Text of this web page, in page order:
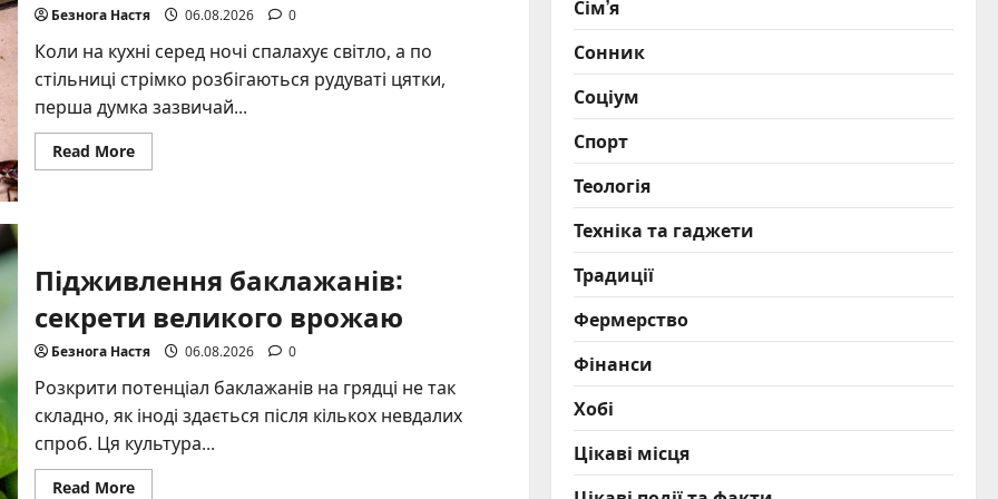
Безнога Настя 06.08.2026 0
Коли на кухні серед ночі спалахує світло, а по
стільниці стрімко розбігаються рудуваті цятки,
перша думка зазвичай...
Read MoreRead
more
їх
уникнути:
гід
Підживлення баклажанів:
секрети великого врожаю
Безнога Настя 06.08.2026 0
Розкрити потенціал баклажанів на грядці не так
складно, як іноді здається після кількох невдалих
спроб. Ця культура...
Read MoreRead
Сім’я
Сонник
Соціум
Спорт
Теологія
Техніка та гаджети
Традиції
Фермерство
Фінанси
Хобі
Цікаві місця